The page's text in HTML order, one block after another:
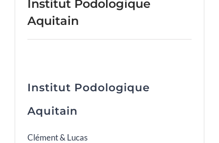
Institut Podologique
Aquitain
Institut Podologique
Aquitain
Clément & Lucas